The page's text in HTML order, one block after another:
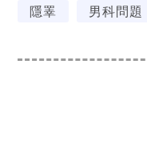
隱睪
男科問題